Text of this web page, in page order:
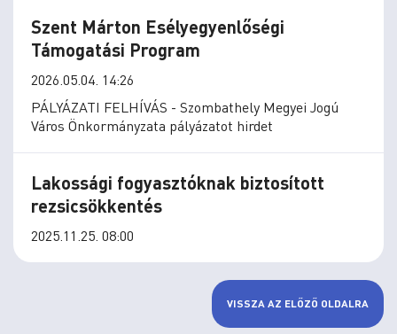
Szent Márton Esélyegyenlőségi
Támogatási Program
2026.05.04. 14:26
PÁLYÁZATI FELHÍVÁS - Szombathely Megyei Jogú
Város Önkormányzata pályázatot hirdet
Lakossági fogyasztóknak biztosított
rezsicsökkentés
2025.11.25. 08:00
VISSZA AZ ELŐZŐ OLDALRA